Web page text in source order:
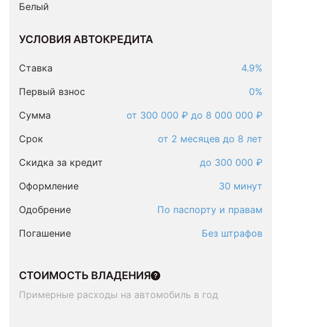
Белый
УСЛОВИЯ АВТОКРЕДИТА
Ставка
4.9%
Первый взнос
0%
Сумма
от 300 000 ₽ до 8 000 000 ₽
Срок
от 2 месяцев до 8 лет
Скидка за кредит
до 300 000 ₽
Оформление
30 минут
Одобрение
По паспорту и правам
Погашение
Без штрафов
СТОИМОСТЬ ВЛАДЕНИЯ
Примерные расходы на автомобиль в год